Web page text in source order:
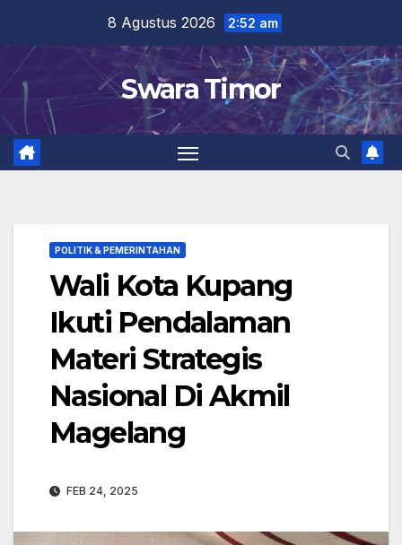
content
8 Agustus 2026 2:52 am
Swara Timor
POLITIK & PEMERINTAHAN
Wali Kota Kupang
Ikuti Pendalaman
Materi Strategis
Nasional Di Akmil
Magelang
FEB 24, 2025